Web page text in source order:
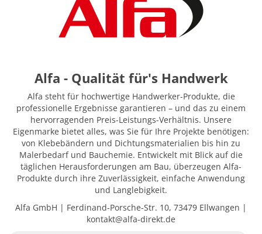
Alfa - Qualität für's Handwerk
Alfa steht für hochwertige Handwerker-Produkte, die
professionelle Ergebnisse garantieren – und das zu einem
hervorragenden Preis-Leistungs-Verhältnis. Unsere
Eigenmarke bietet alles, was Sie für Ihre Projekte benötigen:
von Klebebändern und Dichtungsmaterialien bis hin zu
Malerbedarf und Bauchemie. Entwickelt mit Blick auf die
täglichen Herausforderungen am Bau, überzeugen Alfa-
Produkte durch ihre Zuverlässigkeit, einfache Anwendung
und Langlebigkeit.
Alfa GmbH | Ferdinand-Porsche-Str. 10, 73479 Ellwangen |
kontakt@alfa-direkt.de